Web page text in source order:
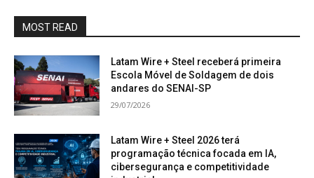
MOST READ
Latam Wire + Steel receberá primeira
Escola Móvel de Soldagem de dois
andares do SENAI-SP
29/07/2026
Latam Wire + Steel 2026 terá
programação técnica focada em IA,
cibersegurança e competitividade